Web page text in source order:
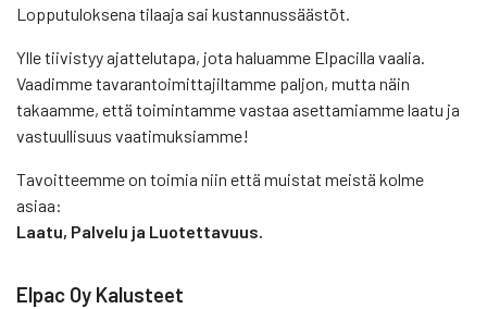
Lopputuloksena tilaaja sai kustannussäästöt.
Ylle tiivistyy ajattelutapa, jota haluamme Elpacilla vaalia.
Vaadimme tavarantoimittajiltamme paljon, mutta näin
takaamme, että toimintamme vastaa asettamiamme laatu ja
vastuullisuus vaatimuksiamme!
Tavoitteemme on toimia niin että muistat meistä kolme
asiaa:
Laatu, Palvelu ja Luotettavuus.
Elpac Oy Kalusteet